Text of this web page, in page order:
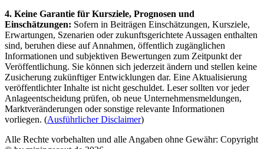
4. Keine Garantie für Kursziele, Prognosen und
Einschätzungen: Sofern in Beiträgen Einschätzungen, Kursziele,
Erwartungen, Szenarien oder zukunftsgerichtete Aussagen enthalten
sind, beruhen diese auf Annahmen, öffentlich zugänglichen
Informationen und subjektiven Bewertungen zum Zeitpunkt der
Veröffentlichung. Sie können sich jederzeit ändern und stellen keine
Zusicherung zukünftiger Entwicklungen dar. Eine Aktualisierung
veröffentlichter Inhalte ist nicht geschuldet. Leser sollten vor jeder
Anlageentscheidung prüfen, ob neue Unternehmensmeldungen,
Marktveränderungen oder sonstige relevante Informationen
vorliegen. (Ausführlicher Disclaimer)
Alle Rechte vorbehalten und alle Angaben ohne Gewähr: Copyright